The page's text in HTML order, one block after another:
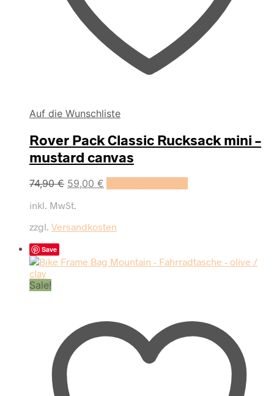
Auf die Wunschliste
Rover Pack Classic Rucksack mini –
mustard canvas
74,90€ Ursprünglicher
war:
59,00 €
inkl. MwSt.
zzgl. Versandkosten
Save
Sale!